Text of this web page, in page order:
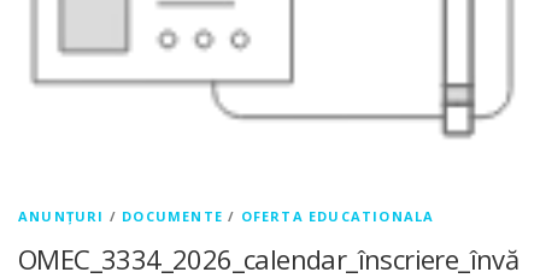
ANUNȚURI / DOCUMENTE / OFERTA EDUCATIONALA
OMEC_3334_2026_calendar_înscriere_învă